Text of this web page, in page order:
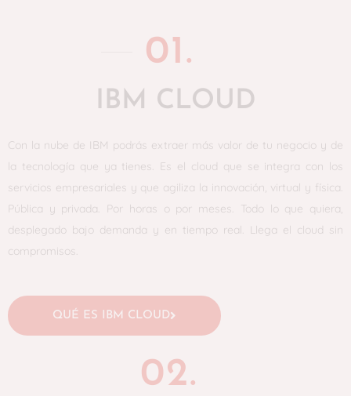
01.
IBM CLOUD
Con la nube de IBM podrás extraer más valor de tu negocio y de
la tecnología que ya tienes. Es el cloud que se integra con los
servicios empresariales y que agiliza la innovación, virtual y física.
Pública y privada. Por horas o por meses. Todo lo que quiera,
desplegado bajo demanda y en tiempo real. Llega el cloud sin
compromisos.
QUÉ ES IBM CLOUD
02.